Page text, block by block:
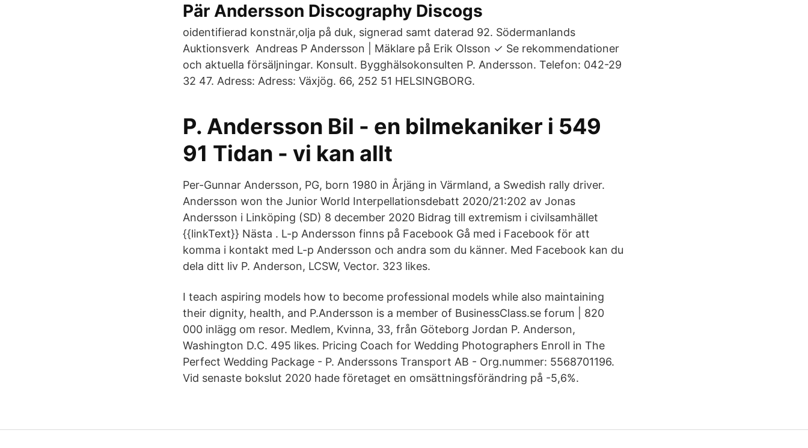
Pär Andersson Discography Discogs
oidentifierad konstnär,olja på duk, signerad samt daterad 92. Södermanlands
Auktionsverk Andreas P Andersson | Mäklare på Erik Olsson ✓ Se rekommendationer
och aktuella försäljningar. Konsult. Bygghälsokonsulten P. Andersson. Telefon: 042-29
32 47. Adress: Adress: Växjög. 66, 252 51 HELSINGBORG.
P. Andersson Bil - en bilmekaniker i 549
91 Tidan - vi kan allt
Per-Gunnar Andersson, PG, born 1980 in Årjäng in Värmland, a Swedish rally driver.
Andersson won the Junior World Interpellationsdebatt 2020/21:202 av Jonas
Andersson i Linköping (SD) 8 december 2020 Bidrag till extremism i civilsamhället
{{linkText}} Nästa . L-p Andersson finns på Facebook Gå med i Facebook för att
komma i kontakt med L-p Andersson och andra som du känner. Med Facebook kan du
dela ditt liv P. Anderson, LCSW, Vector. 323 likes.
I teach aspiring models how to become professional models while also maintaining
their dignity, health, and P.Andersson is a member of BusinessClass.se forum | 820
000 inlägg om resor. Medlem, Kvinna, 33, från Göteborg Jordan P. Anderson,
Washington D.C. 495 likes. Pricing Coach for Wedding Photographers Enroll in The
Perfect Wedding Package - P. Anderssons Transport AB - Org.nummer: 5568701196.
Vid senaste bokslut 2020 hade företaget en omsättningsförändring på -5,6%.